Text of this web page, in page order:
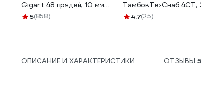
Gigant 48 прядей, 10 мм
х50 м HRS-08
5(858)
ТамбовТехСнаб 4СТ,
т, 1.5 м 7930124365705
4.7(25)
ОПИСАНИЕ И ХАРАКТЕРИСТИКИ ОТЗЫВЫ